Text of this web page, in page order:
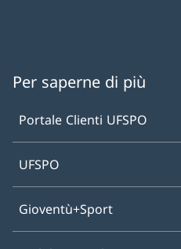
Per saperne di più
Portale Clienti UFSPO
UFSPO
Gioventù+Sport